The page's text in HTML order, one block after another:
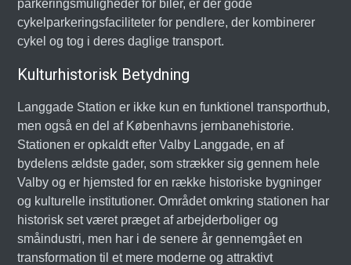
parkeringsmuligheder for biler, er der gode
cykelparkeringsfaciliteter for pendlere, der kombinerer
cykel og tog i deres daglige transport.
Kulturhistorisk Betydning
Langgade Station er ikke kun en funktionel transporthub,
men også en del af Københavns jernbanehistorie.
Stationen er opkaldt efter Valby Langgade, en af
bydelens ældste gader, som strækker sig gennem hele
Valby og er hjemsted for en række historiske bygninger
og kulturelle institutioner. Området omkring stationen har
historisk set været præget af arbejderboliger og
småindustri, men har i de senere år gennemgået en
transformation til et mere moderne og attraktivt